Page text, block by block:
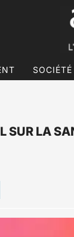
SOCIÉTÉ
SUR LA